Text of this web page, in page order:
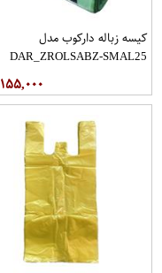
کیسه زباله دارکوب مدل
DAR_ZROLSABZ-SMAL25
۱۵۵,۰۰۰